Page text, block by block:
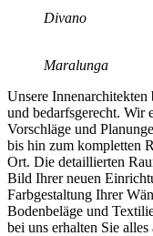
Divano
Maralunga
Unsere
und bedarfsgerecht. Wir
Vorschläge und
bis hin zum kompletten
Ort. Die detaillierten
Bild Ihrer neuen
Farbgestaltung Ihrer
Bodenbeläge und
bei uns erhalten Sie